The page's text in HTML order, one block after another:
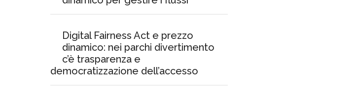
Digital Fairness Act e prezzo
dinamico: nei parchi divertimento
c’è trasparenza e
democratizzazione dell’accesso